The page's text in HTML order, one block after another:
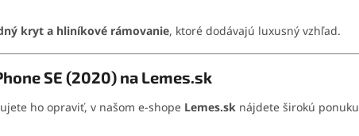
kryt a hliníkové rámovanie, ktoré dodávajú luxusný vzhľad.
SE (2020) na Lemes.sk
ho opraviť, v našom e-shope Lemes.sk nájdete širokú ponuku